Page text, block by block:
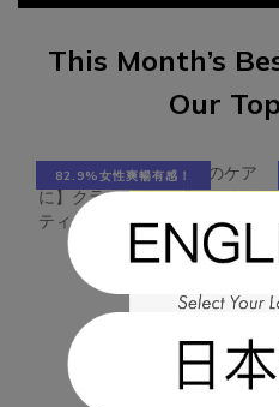
之外，好檬鈣也添加維生素D3、
315.1毫克鎂 157.5毫克維生素D3
道 雪印MBP牛奶蛋白 13.5毫克
This Month’s
Our
82.9%女性爽暢有感！